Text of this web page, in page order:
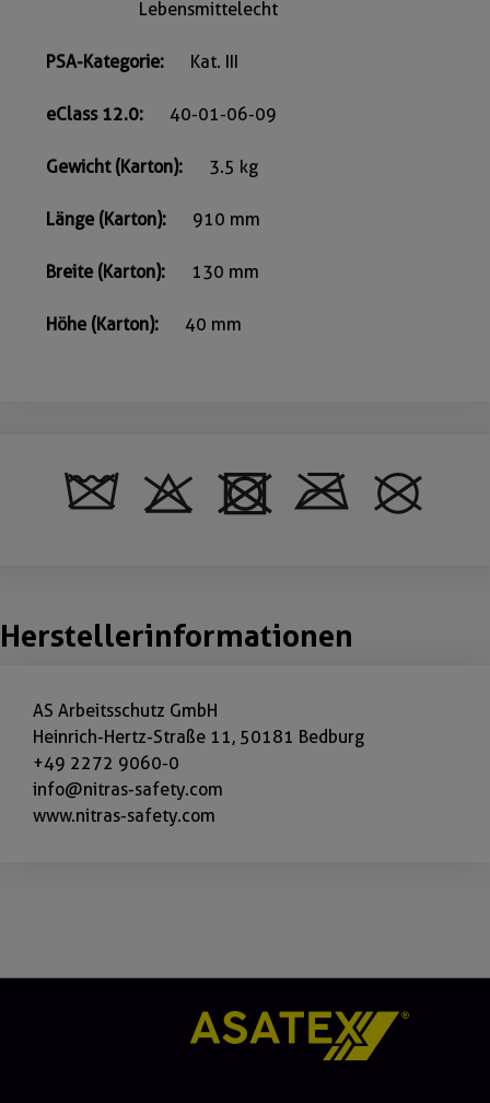
Lebensmittelecht
PSA-Kategorie: Kat. III
eClass 12.0: 40-01-06-09
Gewicht (Karton): 3.5 kg
Länge (Karton): 910 mm
Breite (Karton): 130 mm
Höhe (Karton): 40 mm
Herstellerinformationen
AS Arbeitsschutz GmbH
Heinrich-Hertz-Straße 11, 50181 Bedburg
+49 2272 9060-0
info@nitras-safety.com
www.nitras-safety.com